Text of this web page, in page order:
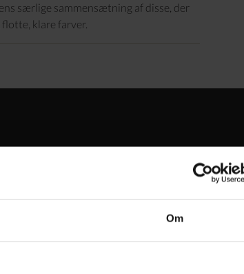
Om
særlige sammensætning af disse, der
klare farver.